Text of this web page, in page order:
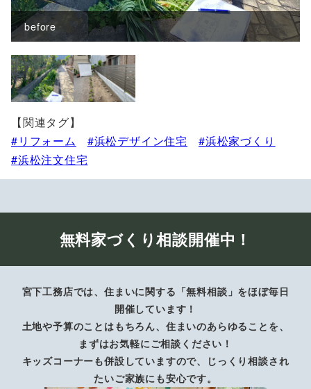
before
【関連タグ】
リフォーム
浜松デザイン住宅
浜松家づくり
浜松注文住宅
無料家づくり相談開催中！
宮下工務店では、住まいに関する「無料相談」をほぼ毎日
開催しています！
土地や予算のことはもちろん、住まいのあらゆることを、
まずはお気軽にご相談ください！
キッズコーナーも併設していますので、じっくり相談され
たいご家族にも安心です。